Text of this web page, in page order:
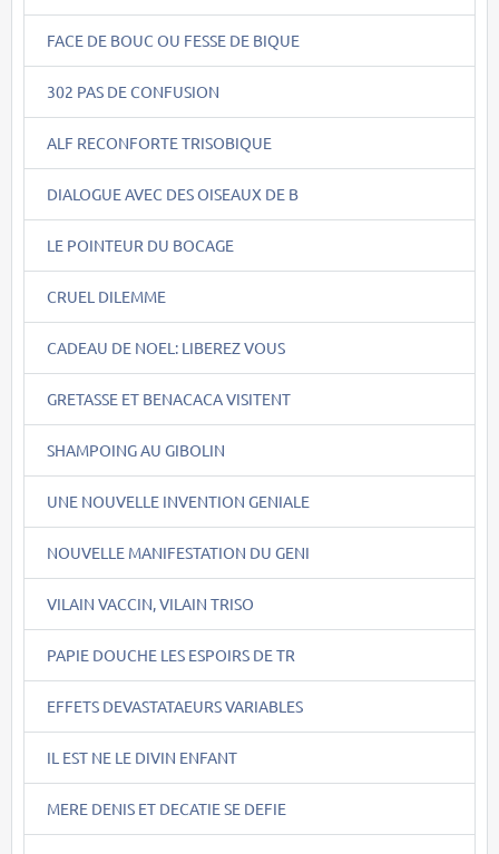
FACE DE BOUC OU FESSE DE BIQUE
302 PAS DE CONFUSION
ALF RECONFORTE TRISOBIQUE
DIALOGUE AVEC DES OISEAUX DE B
LE POINTEUR DU BOCAGE
CRUEL DILEMME
CADEAU DE NOEL: LIBEREZ VOUS
GRETASSE ET BENACACA VISITENT
SHAMPOING AU GIBOLIN
UNE NOUVELLE INVENTION GENIALE
NOUVELLE MANIFESTATION DU GENI
VILAIN VACCIN, VILAIN TRISO
PAPIE DOUCHE LES ESPOIRS DE TR
EFFETS DEVASTATAEURS VARIABLES
IL EST NE LE DIVIN ENFANT
MERE DENIS ET DECATIE SE DEFIE